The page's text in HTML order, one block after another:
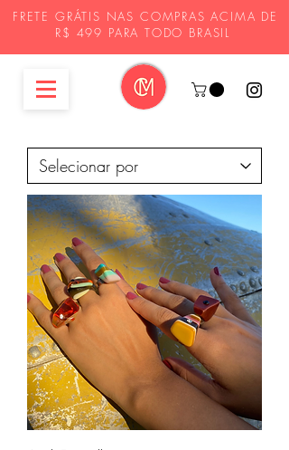
FRETE GRÁTIS NAS COMPRAS ACIMA DE
R$ 499 PARA TODO BRASIL